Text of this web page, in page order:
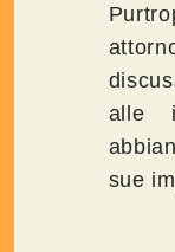
alle
sue